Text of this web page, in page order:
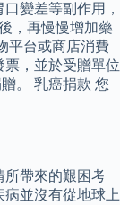
變差等副作用，
，再慢慢增加藥
平台或商店消費
，並於受贈單位
。 乳癌捐款 您
所帶來的艱困考
並沒有從地球上